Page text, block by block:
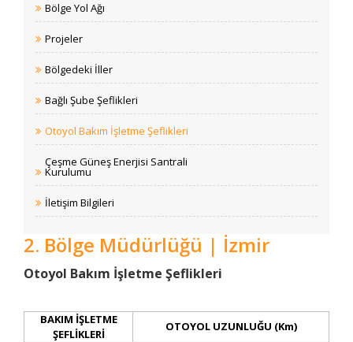
Bölge Yol Ağı
Projeler
Bölgedeki İller
Bağlı Şube Şeflikleri
Otoyol Bakım İşletme Şeflikleri
Çeşme Güneş Enerjisi Santrali
Kurulumu
İletişim Bilgileri
2. Bölge Müdürlüğü | İzmir
​​Otoyol Bakım İşletme Şeflikleri
BAKIM İŞLETME
ŞEFLİKLERİ
​OTOYOL UZUNLUĞU (Km)